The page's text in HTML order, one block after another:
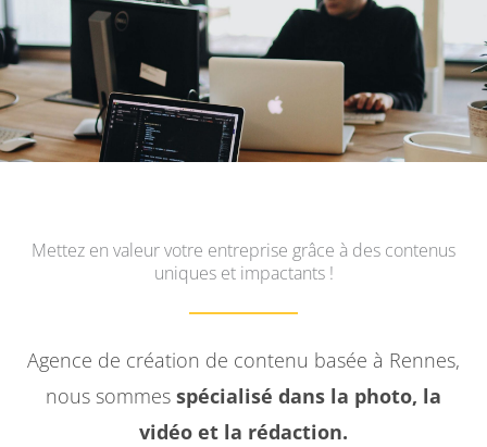
Mettez en valeur votre entreprise grâce à des contenus
uniques et impactants !
Agence de création de contenu basée à Rennes,
nous sommes spécialisé dans la photo, la
vidéo et la rédaction.